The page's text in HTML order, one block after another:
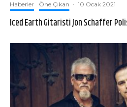
Haberler Öne Çıkan · 10 Ocak 2021
Iced Earth Gitaristi Jon Schaffer